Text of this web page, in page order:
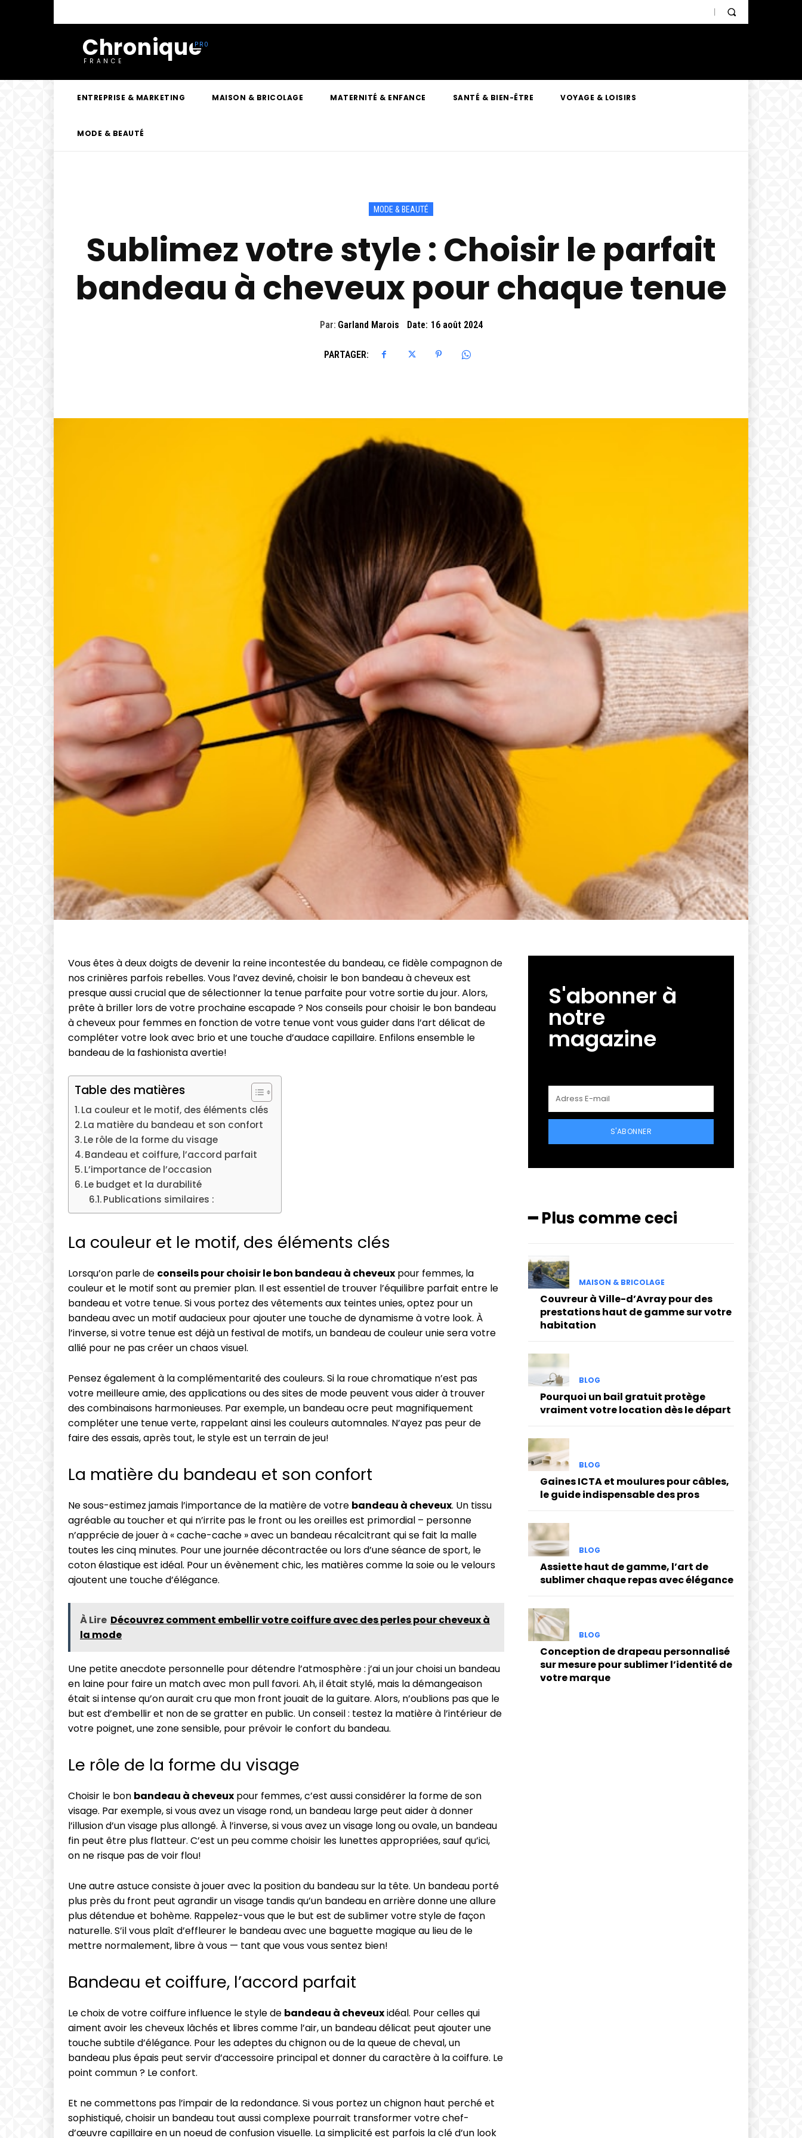
Chronique
FRANCE
ENTREPRISE & MARKETING MAISON & BRICOLAGE MATERNITÉ & ENFANCE SANTÉ & BIEN-ÊTRE VOYAGE & LOISIRS
MODE & BEAUTÉ
MODE & BEAUTÉ
Sublimez votre style : Choisir le parfait
bandeau à cheveux pour chaque tenue
Par: Garland Marois Date: 16 août 2024
PARTAGER:
Vous êtes à deux doigts de devenir la reine incontestée du bandeau, ce fidèle compagnon de
nos crinières parfois rebelles. Vous l’avez deviné, choisir le bon bandeau à cheveux est
presque aussi crucial que de sélectionner la tenue parfaite pour votre sortie du jour. Alors,
prête à briller lors de votre prochaine escapade ? Nos conseils pour choisir le bon bandeau
à cheveux pour femmes en fonction de votre tenue vont vous guider dans l’art délicat de
compléter votre look avec brio et une touche d’audace capillaire. Enfilons ensemble le
bandeau de la fashionista avertie!
Table des matières
La couleur et le motif, des éléments clés
La matière du bandeau et son confort
Le rôle de la forme du visage
Bandeau et coiffure, l’accord parfait
L’importance de l’occasion
Le budget et la durabilité
Publications similaires :
La couleur et le motif, des éléments clés
Lorsqu’on parle de conseils pour choisir le bon bandeau à cheveux pour femmes, la
couleur et le motif sont au premier plan. Il est essentiel de trouver l’équilibre parfait entre le
bandeau et votre tenue. Si vous portez des vêtements aux teintes unies, optez pour un
bandeau avec un motif audacieux pour ajouter une touche de dynamisme à votre look. À
l’inverse, si votre tenue est déjà un festival de motifs, un bandeau de couleur unie sera votre
allié pour ne pas créer un chaos visuel.
Pensez également à la complémentarité des couleurs. Si la roue chromatique n’est pas
votre meilleure amie, des applications ou des sites de mode peuvent vous aider à trouver
des combinaisons harmonieuses. Par exemple, un bandeau ocre peut magnifiquement
compléter une tenue verte, rappelant ainsi les couleurs automnales. N’ayez pas peur de
faire des essais, après tout, le style est un terrain de jeu!
La matière du bandeau et son confort
Ne sous-estimez jamais l’importance de la matière de votre bandeau à cheveux. Un tissu
agréable au toucher et qui n’irrite pas le front ou les oreilles est primordial – personne
n’apprécie de jouer à « cache-cache » avec un bandeau récalcitrant qui se fait la malle
toutes les cinq minutes. Pour une journée décontractée ou lors d’une séance de sport, le
coton élastique est idéal. Pour un évènement chic, les matières comme la soie ou le velours
ajoutent une touche d’élégance.
À Lire Découvrez comment embellir votre coiffure avec des perles pour cheveux à
la mode
Une petite anecdote personnelle pour détendre l’atmosphère : j’ai un jour choisi un bandeau
en laine pour faire un match avec mon pull favori. Ah, il était stylé, mais la démangeaison
était si intense qu’on aurait cru que mon front jouait de la guitare. Alors, n’oublions pas que le
but est d’embellir et non de se gratter en public. Un conseil : testez la matière à l’intérieur de
votre poignet, une zone sensible, pour prévoir le confort du bandeau.
Le rôle de la forme du visage
Choisir le bon bandeau à cheveux pour femmes, c’est aussi considérer la forme de son
visage. Par exemple, si vous avez un visage rond, un bandeau large peut aider à donner
l’illusion d’un visage plus allongé. À l’inverse, si vous avez un visage long ou ovale, un bandeau
fin peut être plus flatteur. C’est un peu comme choisir les lunettes appropriées, sauf qu’ici,
on ne risque pas de voir flou!
Une autre astuce consiste à jouer avec la position du bandeau sur la tête. Un bandeau porté
plus près du front peut agrandir un visage tandis qu’un bandeau en arrière donne une allure
plus détendue et bohème. Rappelez-vous que le but est de sublimer votre style de façon
naturelle. S’il vous plaît d’effleurer le bandeau avec une baguette magique au lieu de le
mettre normalement, libre à vous — tant que vous vous sentez bien!
Bandeau et coiffure, l’accord parfait
Le choix de votre coiffure influence le style de bandeau à cheveuxidéal. Pour celles qui
aiment avoir les cheveux lâchés et libres comme l’air, un bandeau délicat peut ajouter une
touche subtile d’élégance. Pour les adeptes du chignon ou de la queue de cheval, un
bandeau plus épais peut servir d’accessoire principal et donner du caractère à la coiffure. Le
point commun ? Le confort.
Et ne commettons pas l’impair de la redondance. Si vous portez un chignon haut perché et
sophistiqué, choisir un bandeau tout aussi complexe pourrait transformer votre chef-
d’œuvre capillaire en un noeud de confusion visuelle. La simplicité est parfois la clé d’un look
S'abonner à
notre
magazine
S'ABONNER
━ Plus comme ceci
MAISON & BRICOLAGE
Couvreur à Ville-d’Avray pour des
prestations haut de gamme sur votre
habitation
BLOG
Pourquoi un bail gratuit protège
vraiment votre location dès le départ
BLOG
Gaines ICTA et moulures pour câbles,
le guide indispensable des pros
BLOG
Assiette haut de gamme, l’art de
sublimer chaque repas avec élégance
BLOG
Conception de drapeau personnalisé
sur mesure pour sublimer l’identité de
votre marque